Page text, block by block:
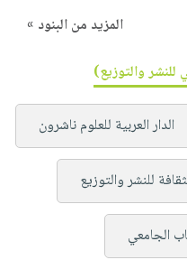
المزيد من البنود »
والتوزيع)
الدار العربية للعلوم ناشرون
للنشر والتوزيع
الجامعي